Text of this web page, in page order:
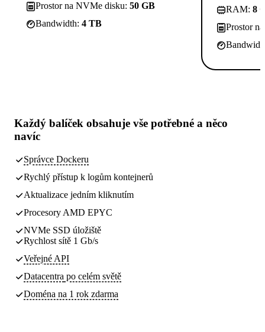
Prostor na NVMe disku: 50 GB
Bandwidth: 4 TB
RAM: 8
Prostor
Každý balíček obsahuje vše potřebné a něco
navíc
Správce Dockeru
Rychlý přístup k logům kontejnerů
Aktualizace jedním kliknutím
Procesory AMD EPYC
NVMe SSD úložiště
Rychlost sítě 1 Gb/s
Veřejné API
Datacentra po celém světě
Doména na 1 rok zdarma